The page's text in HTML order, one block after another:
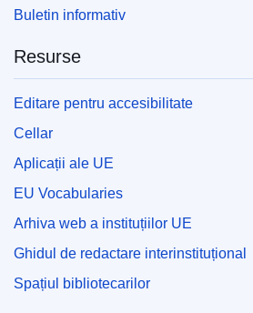
Buletin informativ
Resurse
Editare pentru accesibilitate
Cellar
Aplicații ale UE
EU Vocabularies
Arhiva web a instituțiilor UE
Ghidul de redactare interinstituțional
Spațiul bibliotecarilor